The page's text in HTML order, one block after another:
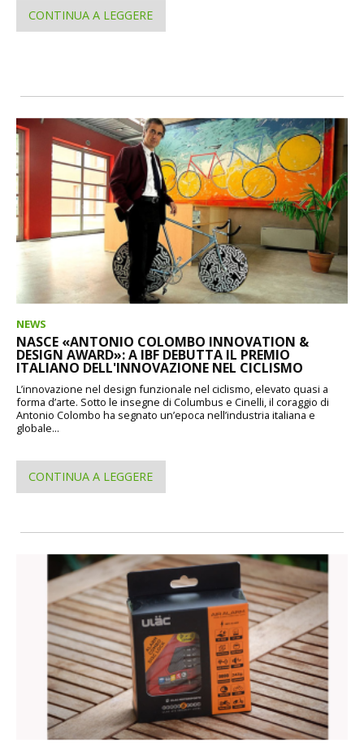
CONTINUA A LEGGERE
NEWS
NASCE «ANTONIO COLOMBO INNOVATION &
DESIGN AWARD»: A IBF DEBUTTA IL PREMIO
ITALIANO DELL'INNOVAZIONE NEL CICLISMO
L’innovazione nel design funzionale nel ciclismo, elevato quasi a
forma d’arte. Sotto le insegne di Columbus e Cinelli, il coraggio di
Antonio Colombo ha segnato un’epoca nell’industria italiana e
globale...
CONTINUA A LEGGERE